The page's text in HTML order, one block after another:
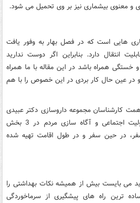
و معنوی بیشماری نیز بر وی تحمیل می شود.
هایی است که در فصل بهار به وفور یافت
انتقال دارد. بنابراین اگر دوست ندارید
خستگی همراه باشد در این مقاله با ما همراه
در عین حال کار بردی در این خصوص را با هم
کارشناسان مجموعه داروسازی دکتر عبیدی
در راستای عمل به مسئولیت اجتماعی و آگاه سازی مردم در 3 بخش
در حین سفر و در طول اقامت تهیه شده
می بایست بیش از همیشه نکات بهداشتی را
ترین راه های پیشگیری از سرماخوردگی